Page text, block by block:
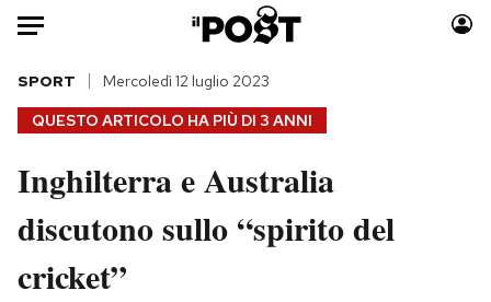
Auto
HOME
Italia
Politica
Tecnologia
Moda
Consumismi
QUESTO ARTICOLO HA PIÙ DI 3 ANNI
SPORT Mercoledì 12 luglio 2023
Inghilterra e Australia
discutono sullo “spirito del
cricket”